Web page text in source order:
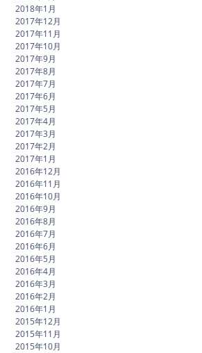
2018年1月
2017年12月
2017年11月
2017年10月
2017年9月
2017年8月
2017年7月
2017年6月
2017年5月
2017年4月
2017年3月
2017年2月
2017年1月
2016年12月
2016年11月
2016年10月
2016年9月
2016年8月
2016年7月
2016年6月
2016年5月
2016年4月
2016年3月
2016年2月
2016年1月
2015年12月
2015年11月
2015年10月